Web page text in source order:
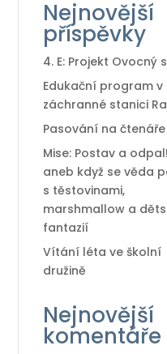
Nejnovější
příspěvky
4. E: Projekt Ovocný
Edukační program v
záchranné stanici
Pasování na čtenáře
Mise: Postav a
aneb když se věda
s těstovinami,
marshmallow a
fantazií
Vítání léta ve školní
družině
Nejnovější
komentáře